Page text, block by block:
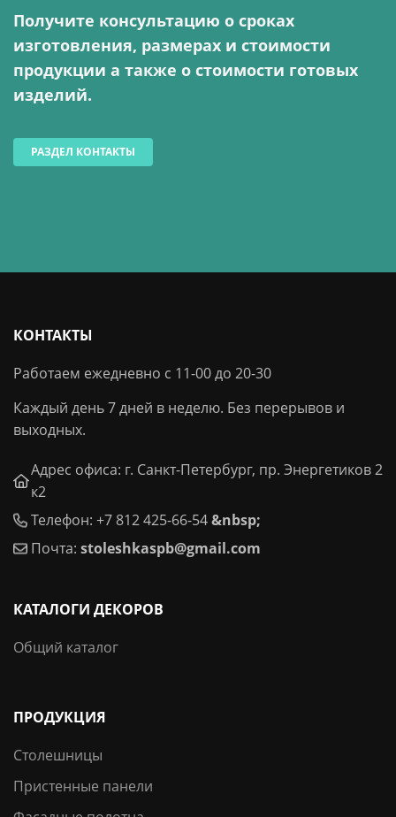
Получите консультацию о сроках
изготовления, размерах и стоимости
продукции а также о стоимости готовых
изделий.
РАЗДЕЛ КОНТАКТЫ
КОНТАКТЫ
Работаем ежедневно с 11-00 до 20-30
Каждый день 7 дней в неделю. Без перерывов и
выходных.
Адрес офиса: г. Санкт-Петербург, пр. Энергетиков 2
к2
Телефон: +7 812 425-66-54&nbsp;
Почта: stoleshkaspb@gmail.com
КАТАЛОГИ ДЕКОРОВ
Общий каталог
ПРОДУКЦИЯ
Столешницы
Пристенные панели